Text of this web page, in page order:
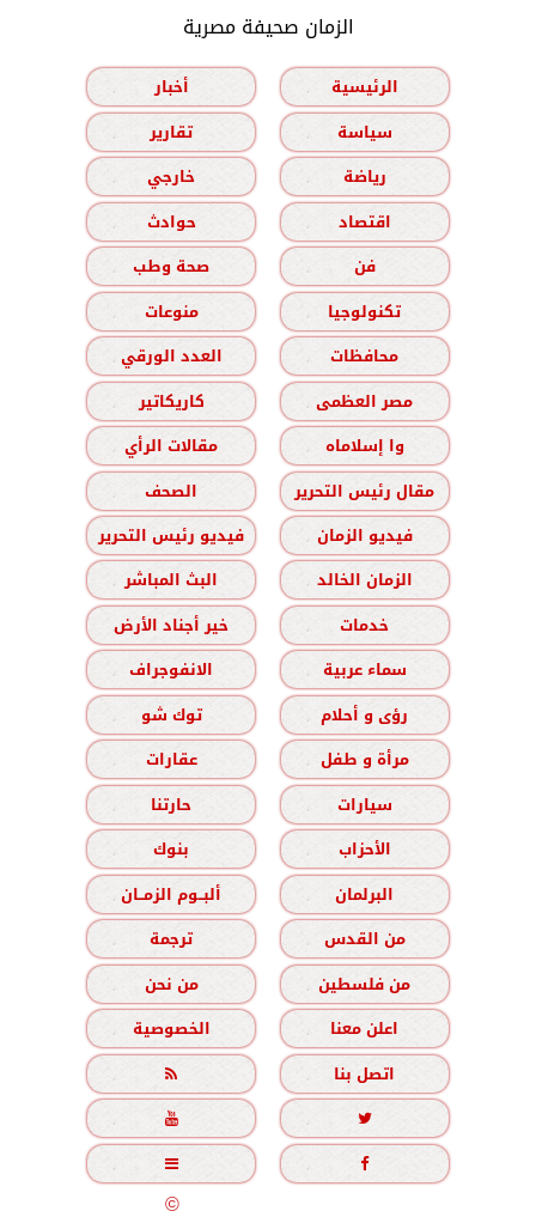
الزمان صحيفة مصرية
الرئيسية
أخبار
سياسة
تقارير
رياضة
خارجي
اقتصاد
حوادث
فن
صحة وطب
تكنولوجيا
منوعات
محافظات
العدد الورقي
مصر العظمى
كاريكاتير
وا إسلاماه
مقالات الرأي
مقال رئيس التحرير
الصحف
فيديو الزمان
فيديو رئيس التحرير
الزمان الخالد
البث المباشر
خدمات
خير أجناد الأرض
سماء عربية
الانفوجراف
رؤى و أحلام
توك شو
مرأة و طفل
عقارات
سيارات
حارتنا
الأحزاب
بنوك
البرلمان
ألبــوم الزمــان
من القدس
ترجمة
من فلسطين
من نحن
اعلن معنا
الخصوصية
اتصل بنا





جميع الحقوق محفوظة©